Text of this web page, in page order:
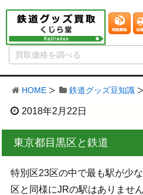
HOME 鉄道グッズ豆知識
2018年2月22日
東京都目黒区と鉄道
特別区23区の中で最も駅が少
区と同様にJRの駅はありませ